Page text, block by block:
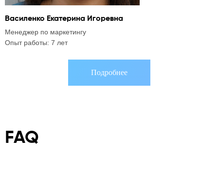
Василенко Екатерина Игоревна
Менеджер по маркетингу
Опыт работы: 7 лет
Подробнее
FAQ